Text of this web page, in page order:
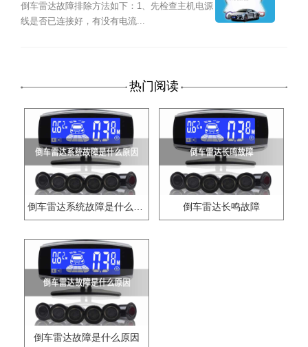
倒车雷达故障排除方法如下：1、先检查主机电源
线是否已连接好，有没有电流...
热门阅读
倒车雷达长鸣故障
倒车雷达故障是什么原因